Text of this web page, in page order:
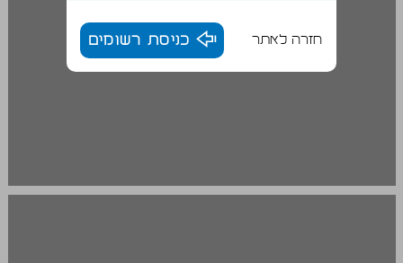
חזרה לאתר כניסת רשומים